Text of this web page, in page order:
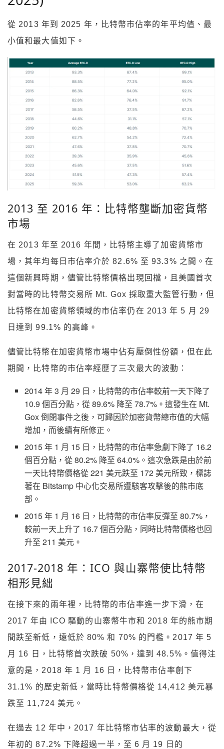
從 2013 年到 2025 年，比特幣市佔率的年平均值、最
小值和最大值如下。
2013 至 2016 年：比特幣壟斷加密貨幣
市場
在 2013 年至 2016 年間，比特幣主導了加密貨幣市
場，其年均每日市佔率介於 82.6% 至 93.3% 之間。在
這個新興時期，儘管比特幣價格出現回檔，且美國首次
對當時的比特幣交易所 Mt. Gox 採取重大監管行動，但
比特幣在加密貨幣領域的市佔率仍在 2013 年 5 月 29
日達到 99.1% 的高峰。
儘管比特幣在加密貨幣市場中佔有壓倒性份額，但在此
期間，比特幣的市佔率經歷了三次最大的波動：
2014 年 3 月 29 日，比特幣的市佔率較前一天下降了
10.9 個百分點，從 89.6% 降至 78.7%。這發生在 Mt.
Gox 倒閉事件之後，可歸因於加密貨幣總市值的大幅
增加，而後續有所修正。
2015 年 1 月 15 日，比特幣的市佔率急劇下降了 16.2
個百分點，從 80.2% 降至 64.0%。這次急跌是由於前
一天比特幣價格從 221 美元跌至 172 美元所致，標誌
著在 Bitstamp 中心化交易所遭駭客攻擊後的熊市底
部。
2015 年 1 月 16 日，比特幣的市佔率反彈至 80.7%，
較前一天上升了 16.7 個百分點，同時比特幣價格也回
升至 211 美元。
2017-2018 年：ICO 與山寨幣使比特幣
相形見絀
在接下來的兩年裡，比特幣的市佔率進一步下滑，在
2017 年由 ICO 驅動的山寨幣牛市和 2018 年的熊市期
間跌至新低，遠低於 80% 和 70% 的門檻。2017 年 5
月 16 日，比特幣首次跌破 50%，達到 48.5%。值得注
意的是，2018 年 1 月 16 日，比特幣市佔率創下
31.1% 的歷史新低，當時比特幣價格從 14,412 美元暴
跌至 11,724 美元。
在過去 12 年中，2017 年比特幣市佔率的波動最大，從
年初的 87.2% 下降超過一半，至 6 月 19 日的